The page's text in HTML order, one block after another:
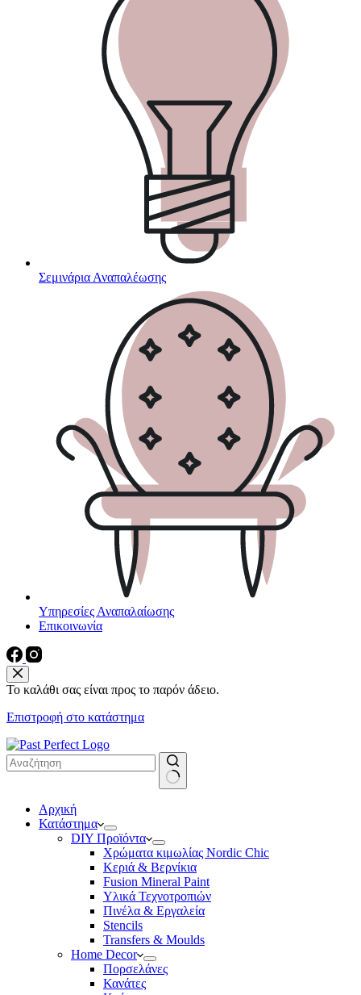
Σεμινάρια Αναπαλέωσης
Υπηρεσίες Αναπαλαίωσης
Επικοινωνία
Το καλάθι σας είναι προς το παρόν άδειο.
Επιστροφή στο κατάστημα
results
Αρχική
Κατάστημα
DIY Προϊόντα
Χρώματα κιμωλίας Nordic Chic
Κεριά & Βερνίκια
Fusion Mineral Paint
Υλικά Τεχνοτροπιών
Πινέλα & Εργαλεία
Stencils
Transfers & Moulds
Home Decor
Πορσελάνες
Κανάτες